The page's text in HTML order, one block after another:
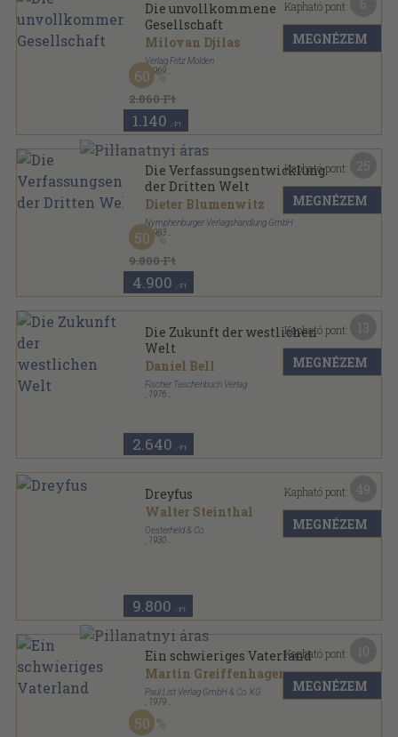
Die unvollkommene
Gesellschaft
Milovan Djilas
Verlag Fritz Molden
, 1969
Vászon
2.860 Ft
60
1.140 ,-Ft
Kapható pont:
MEGNÉZEM
Die Verfassungsentwicklung
der Dritten Welt
Dieter Blumenwitz
Nymphenburger Verlagshandlung GmbH
, 1983
Ragasztott papírkötés
Studien zur Soziologie sorozat
9.800 Ft
50
4.900 ,-Ft
Kapható pont:
MEGNÉZEM
Die Zukunft der westlichen
Welt
Daniel Bell
Fischer Taschenbuch Verlag
1976
2.640 ,-Ft
Kapható pont:
MEGNÉZEM
Dreyfus
Walter Steinthal
Oesterheld & Co.
1930
9.800 ,-Ft
Kapható pont:
MEGNÉZEM
Ein schwieriges Vaterland
Martin Greiffenhagen...
Paul List Verlag GmbH & Co. KG
1979
Vászon
50
Kapható pont:
MEGNÉZEM